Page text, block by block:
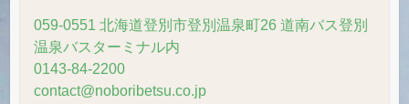
059-0551 北海道登別市登別温泉町26 道南バス登別
温泉バスターミナル内
0143-84-2200
contact@noboribetsu.co.jp